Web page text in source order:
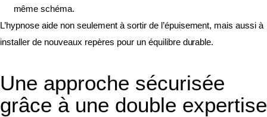
même schéma.
L’hypnose aide non seulement à sortir de l’épuisement, mais aussi à
installer de nouveaux repères pour un équilibre durable.
Une approche sécurisée
grâce à une double expertise